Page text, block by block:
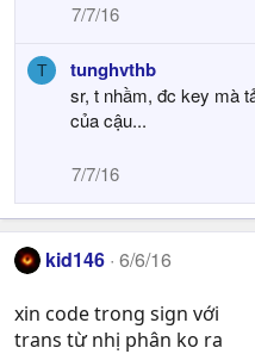
7/7/16
T tunghvthb
sr, t nhầm, đc key mà
của cậu...
7/7/16
kid146 6/6/16
xin code trong sign với
trans từ nhị phân ko ra